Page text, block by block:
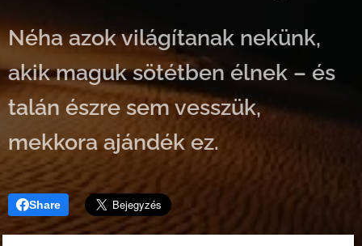
Néha azok világítanak nekünk,
akik maguk sötétben élnek – és
talán észre sem vesszük,
mekkora ajándék ez.
Share